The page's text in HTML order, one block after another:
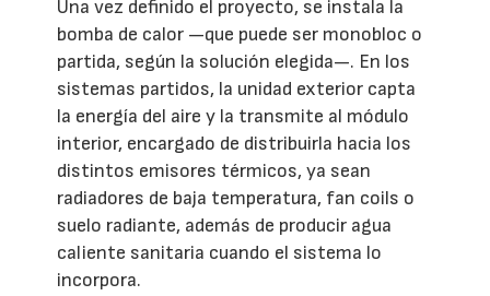
Una vez definido el proyecto, se instala la
bomba de calor —que puede ser monobloc o
partida, según la solución elegida—. En los
sistemas partidos, la unidad exterior capta
la energía del aire y la transmite al módulo
interior, encargado de distribuirla hacia los
distintos emisores térmicos, ya sean
radiadores de baja temperatura, fan coils o
suelo radiante, además de producir agua
caliente sanitaria cuando el sistema lo
incorpora.